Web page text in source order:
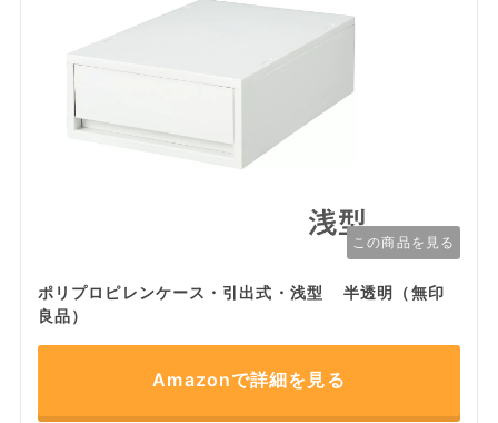
この商品を見る
ポリプロピレンケース・引出式・浅型 半透明（無印
良品）
Amazonで詳細を見る